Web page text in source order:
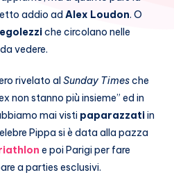
addio ad Alex Loudon. O
che circolano nelle
vedere.
rivelato al Sunday Timesche
non stanno più insieme” ed in
mai visti paparazzatiin
Pippa si è data alla pazza
e poi Parigi per fare
a parties esclusivi.